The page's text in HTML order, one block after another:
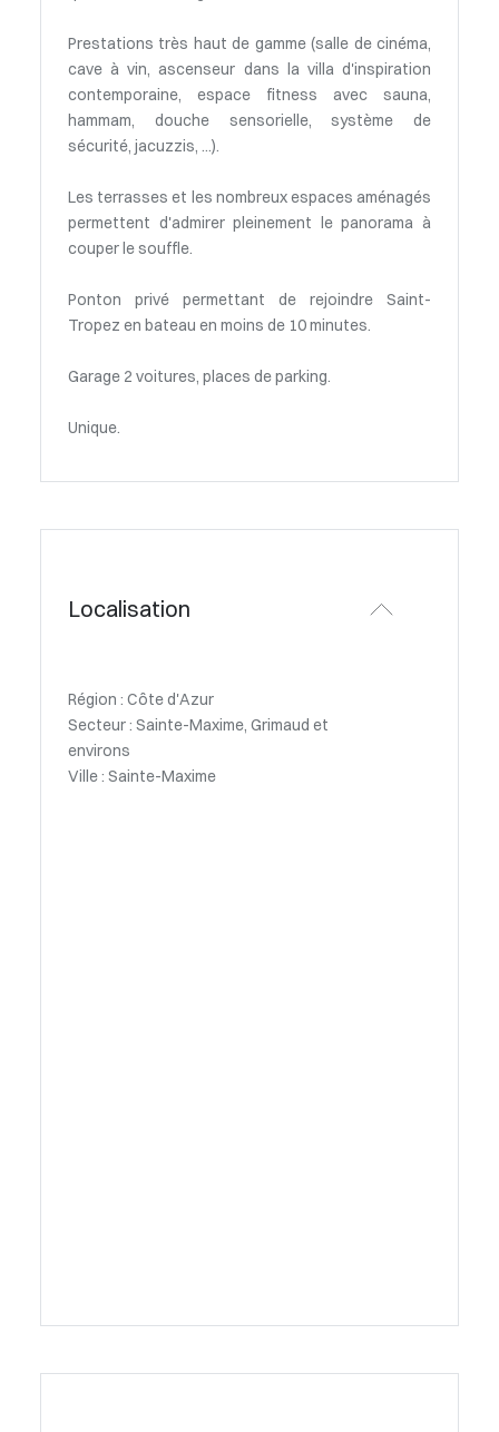
Prestations très haut de gamme (salle de cinéma,
cave à vin, ascenseur dans la villa d'inspiration
contemporaine, espace fitness avec sauna,
hammam, douche sensorielle, système de
sécurité, jacuzzis, ...).
Les terrasses et les nombreux espaces aménagés
permettent d'admirer pleinement le panorama à
couper le souffle.
Ponton privé permettant de rejoindre Saint-
Tropez en bateau en moins de 10 minutes.
Garage 2 voitures, places de parking.
Unique.
Localisation
Région : Côte d'Azur
Secteur : Sainte-Maxime, Grimaud et
environs
Ville : Sainte-Maxime